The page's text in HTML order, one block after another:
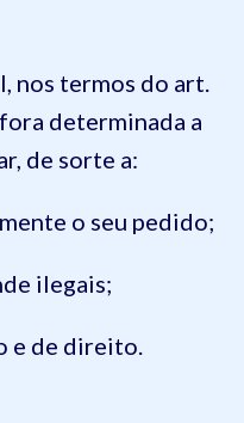
nos termos do art.
determinada a
de sorte a:
o seu pedido;
ilegais;
e de direito.